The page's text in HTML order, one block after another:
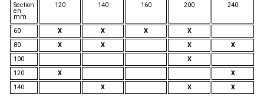
Section
en
mm
120 140 160 200 240
60 X X X
X
80
X X X
X
100
X
120
X
X
140
X X X